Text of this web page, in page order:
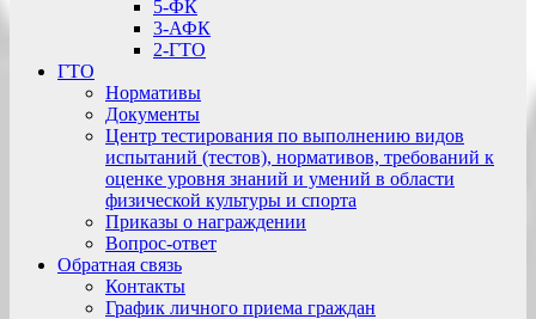
5-ФК
3-АФК
2-ГТО
ГТО
Нормативы
Документы
Центр тестирования по выполнению видов
испытаний (тестов), нормативов, требований к
оценке уровня знаний и умений в области
физической культуры и спорта
Приказы о награждении
Вопрос-ответ
Обратная связь
Контакты
График личного приема граждан